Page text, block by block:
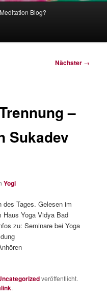
Blog?
Nächster →
–
Sukadev
Yogi
Tages. Gelesen im
Yoga Vidya Bad
zu: Seminare bei Yoga
veröffentlicht.
.